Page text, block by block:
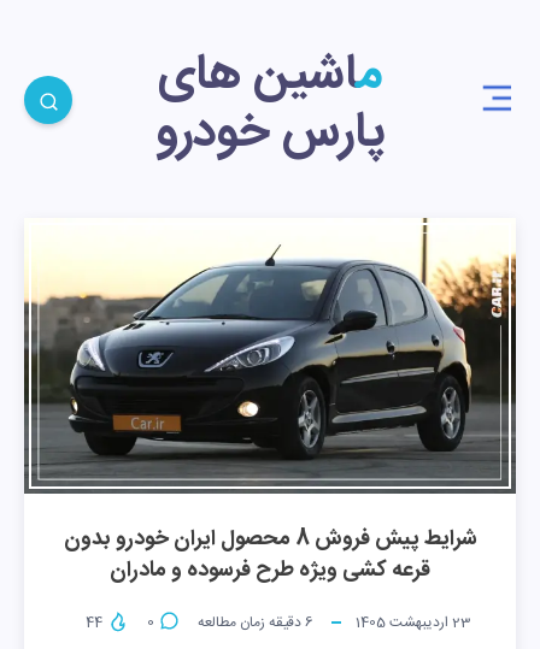
ماشین های
پارس خودرو
شرایط پیش فروش 8 محصول ایران خودرو بدون
قرعه کشی ویژه طرح فرسوده و مادران
23 اردیبهشت 1405 6دقیقه زمان مطالعه 0
44